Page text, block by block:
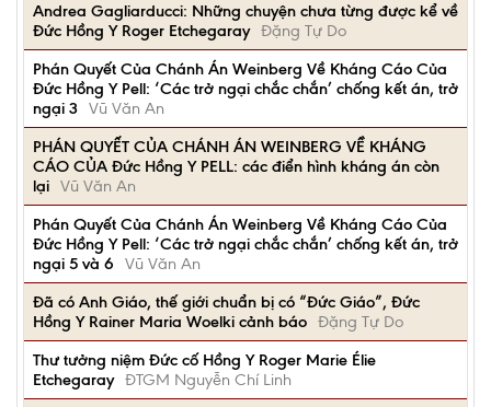
Andrea Gagliarducci: Những chuyện chưa từng được kể về
Đức Hồng Y Roger Etchegaray Đặng Tự Do
Phán Quyết Của Chánh Án Weinberg Về Kháng Cáo Của
Đức Hồng Y Pell: ‘Các trở ngại chắc chắn’ chống kết án, trở
ngại 3 Vũ Văn An
PHÁN QUYẾT CỦA CHÁNH ÁN WEINBERG VỀ KHÁNG
CÁO CỦA Đức Hồng Y PELL: các điển hình kháng án còn
lại Vũ Văn An
Phán Quyết Của Chánh Án Weinberg Về Kháng Cáo Của
Đức Hồng Y Pell: ‘Các trở ngại chắc chắn’ chống kết án, trở
ngại 5 và 6
Vũ Văn An
Đã có Anh Giáo, thế giới chuẩn bị có “Đức Giáo”, Đức
Hồng Y Rainer Maria Woelki cảnh báo Đặng Tự Do
Thư tưởng niệm Đức cố Hồng Y Roger Marie Élie
Etchegaray ĐTGM Nguyễn Chí Linh